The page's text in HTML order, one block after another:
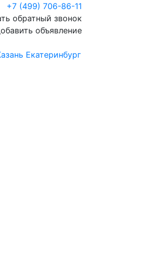
+7 (499) 706-86-11
обратный звонок
объявление
Екатеринбург